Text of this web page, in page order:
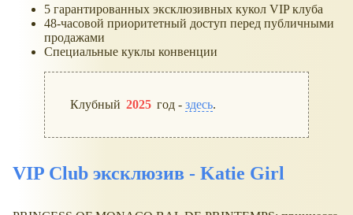
5 гарантированных эксклюзивных кукол VIP клуба
48-часовой приоритетный доступ перед публичными
продажами
Специальные куклы конвенции
Клубный 2025 год - здесь.
VIP Club эксклюзив - Katie Girl